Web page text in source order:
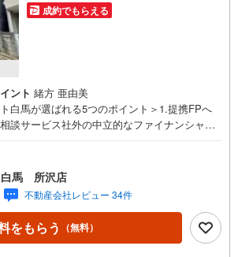
成約でもらえる
ント 緒方 亜由美
白馬が選ばれる5つのポイント＞1.提携FPへ
談サービス社外の中立的なファイナンシャル
めてシミュレーションをご提案できます2.物
所沢市を中心にたくさんの情報をご用意して
ンターネット広告前の物件も多数取り揃えて
客様のご希望エリアをお申し付けください。
ープでリフォーム、新築請負所沢店の3階はリフ
文建築部門の相談スペースです。一級建築士を
白馬 所沢店
不動産会社レビュー 34件
をもらう （無料）